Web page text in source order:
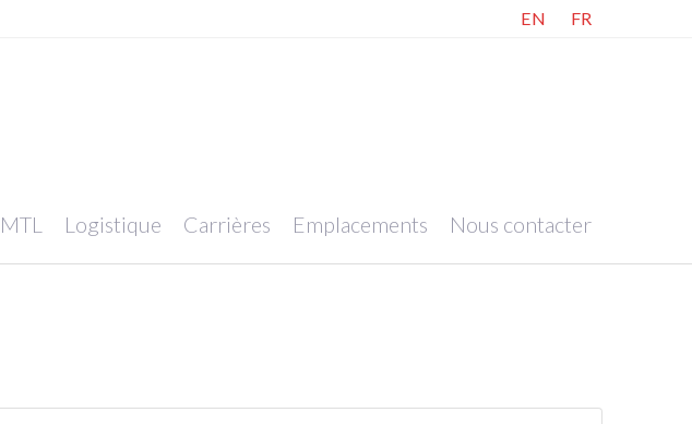
EN FR
Logistique Carrières Emplacements Nous contacter